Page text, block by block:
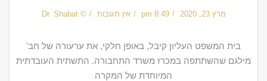
מרץ 23, 2020 8:49 pm אין תגובות © Dr. Shabat
בית המשפט העליון קיבל, באופן חלקי, את ערעורה של חב'
מילגם שהשתתפה במכרז משרד התחבורה. התשתית העובדתית
המיוחדת של המקרה